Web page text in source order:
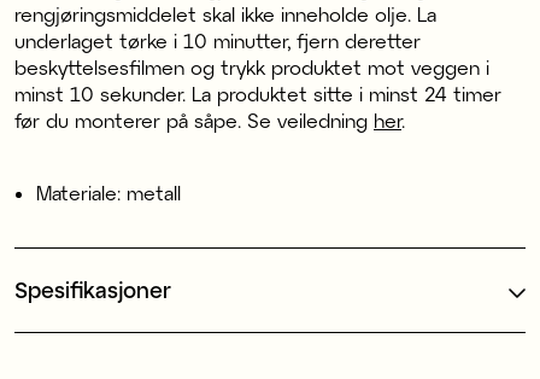
rengjøringsmiddelet skal ikke inneholde olje. La
underlaget tørke i 10 minutter, fjern deretter
beskyttelsesfilmen og trykk produktet mot veggen i
minst 10 sekunder. La produktet sitte i minst 24 timer
før du monterer på såpe. Se veiledning her.
Materiale: metall
Spesifikasjoner